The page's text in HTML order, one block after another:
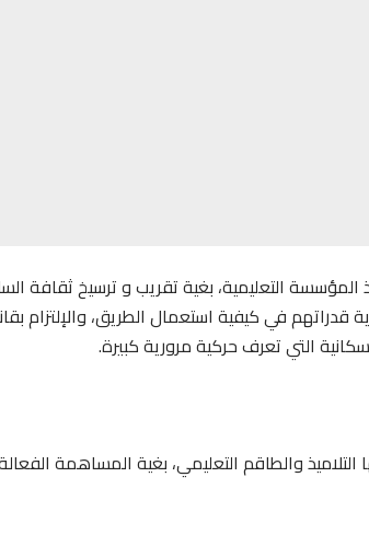
المؤسسة التعليمية، بغية تقريب و ترسيخ ثقافة
التي تعرف حركية مرورية كبيرة.
والطاقم التعليمي، بغية المساهمة